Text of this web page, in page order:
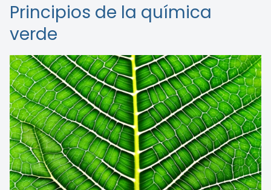
Principios de la química
verde